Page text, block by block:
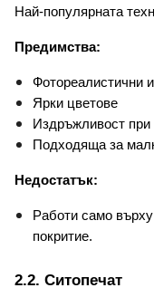
Най-популярната
Предимства:
Фотореалистични
Ярки цветове
Издръжливост при
Подходяща за
Недостатък:
Работи само
покритие.
2.2. Ситопечат